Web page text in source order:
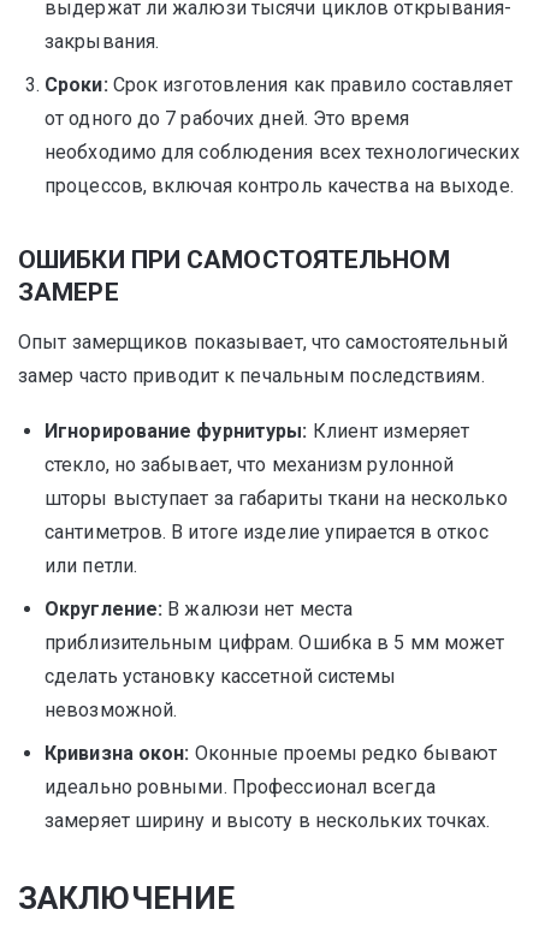
выдержат ли жалюзи тысячи циклов открывания-
закрывания.
Сроки:Срок изготовления как правило составляет
от одного до 7 рабочих дней. Это время
необходимо для соблюдения всех технологических
процессов, включая контроль качества на выходе.
ОШИБКИ ПРИ САМОСТОЯТЕЛЬНОМ
ЗАМЕРЕ
Опыт замерщиков показывает, что самостоятельный
замер часто приводит к печальным последствиям.
Игнорирование фурнитуры: Клиент измеряет
стекло, но забывает, что механизм рулонной
шторы выступает за габариты ткани на несколько
сантиметров. В итоге изделие упирается в откос
или петли.
Округление: В жалюзи нет места
приблизительным цифрам. Ошибка в 5 мм может
сделать установку кассетной системы
невозможной.
Кривизна окон: Оконные проемы редко бывают
идеально ровными. Профессионал всегда
замеряет ширину и высоту в нескольких точках.
ЗАКЛЮЧЕНИЕ